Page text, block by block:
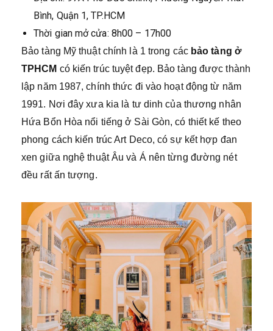
Bình, Quận 1, TP.HCM
Thời gian mở cửa: 8h00 – 17h00
Bảo tàng Mỹ thuật chính là 1 trong các bảo tàng ở
TPHCM có kiến trúc tuyệt đẹp. Bảo tàng được thành
lập năm 1987, chính thức đi vào hoạt động từ năm
1991. Nơi đây xưa kia là tư dinh của thương nhân
Hứa Bổn Hòa nổi tiếng ở Sài Gòn, có thiết kế theo
phong cách kiến trúc Art Deco, có sự kết hợp đan
xen giữa nghệ thuật Âu và Á nên từng đường nét
đều rất ấn tượng.